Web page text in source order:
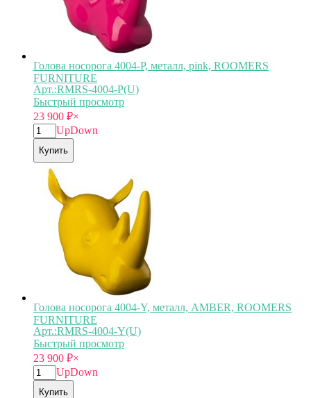
Голова носорога 4004-P, металл, pink, ROOMERS
FURNITURE
Арт.:RMRS-4004-P(U)
Быстрый просмотр
23 900 ₽×
UpDown
Купить
Голова носорога 4004-Y, металл, AMBER, ROOMERS
FURNITURE
Арт.:RMRS-4004-Y(U)
Быстрый просмотр
23 900 ₽×
UpDown
Купить